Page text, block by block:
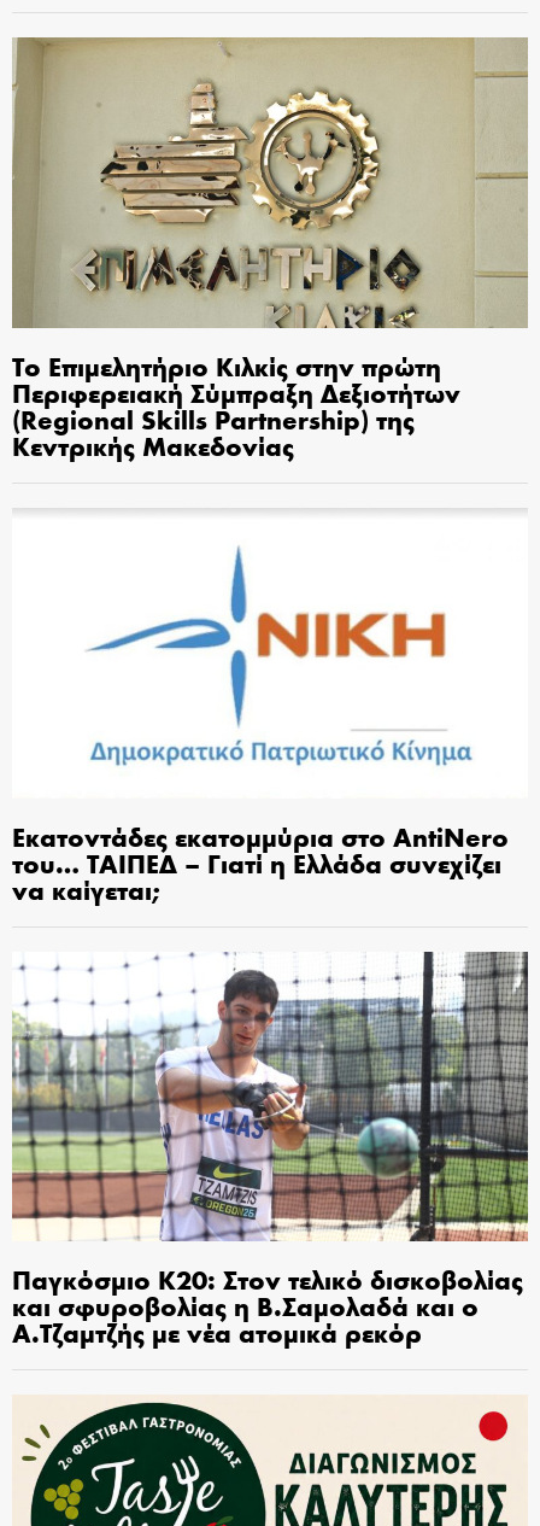
Το Επιμελητήριο Κιλκίς στην πρώτη
Περιφερειακή Σύμπραξη Δεξιοτήτων
(Regional Skills Partnership) της
Κεντρικής Μακεδονίας
Εκατοντάδες εκατομμύρια στο AntiNero
του… ΤΑΙΠΕΔ – Γιατί η Ελλάδα συνεχίζει
να καίγεται;
Παγκόσμιο Κ20: Στον τελικό δισκοβολίας
και σφυροβολίας η Β.Σαμολαδά και ο
Α.Τζαμτζής με νέα ατομικά ρεκόρ